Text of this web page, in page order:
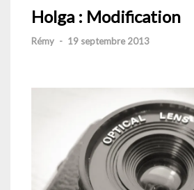
Holga : Modification
Rémy - 19 septembre 2013